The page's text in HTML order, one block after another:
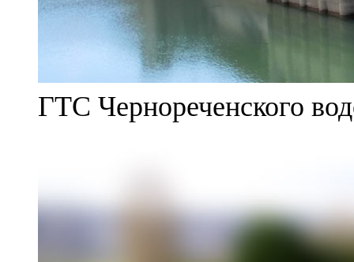
ГТС Чернореченского